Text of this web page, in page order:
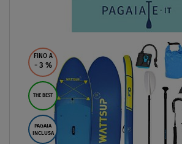
FINO A
- 3 %
THE BEST
PAGAIA
INCLUSA